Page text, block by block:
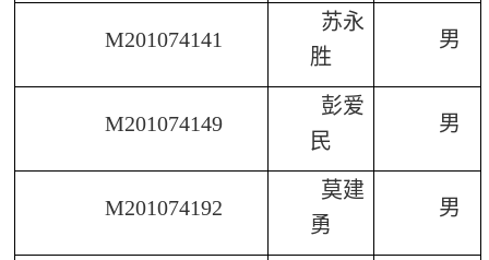
M201074141
苏永
胜
男
M201074149
彭爱
民
男
M201074192
莫建
勇
男